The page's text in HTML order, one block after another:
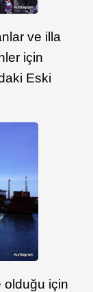
ve illa
için
Eski
olduğu için